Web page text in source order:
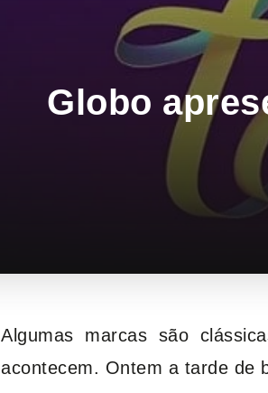
Globo
Algumas marcas são
acontecem. Ontem a tarde de